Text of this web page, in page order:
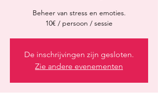
Beheer van stress en emoties.
10€ / persoon / sessie
De inschrijvingen zijn gesloten.
Zie andere evenementen